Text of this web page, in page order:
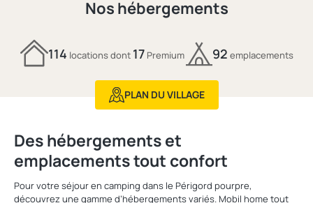
Nos hébergements
114 locations dont 17Premium 92 emplacements
PLAN DU VILLAGE
Des hébergements et
emplacements tout confort
Pour votre séjour en camping dans le Périgord pourpre,
découvrez une gamme d’hébergements variés. Mobil home tout